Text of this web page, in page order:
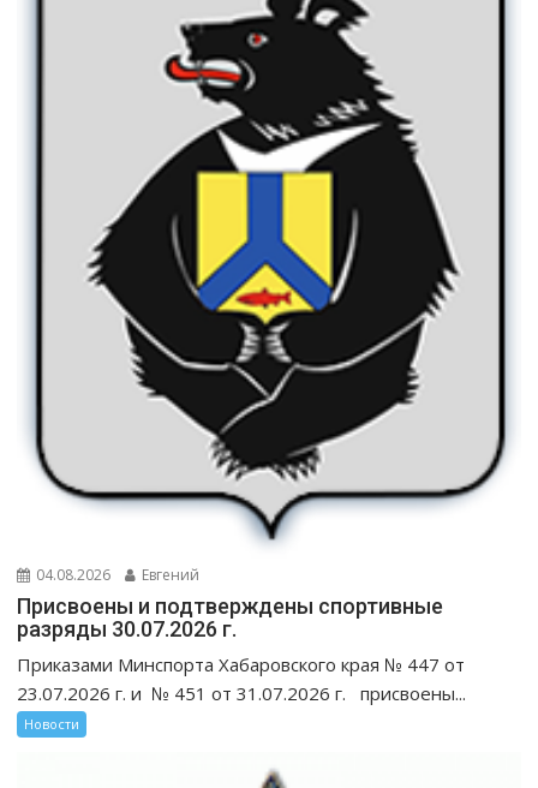
04.08.2026 Евгений
Присвоены и подтверждены спортивные
разряды 30.07.2026 г.
Приказами Минспорта Хабаровского края № 447 от
23.07.2026 г. и № 451 от 31.07.2026 г. присвоены...
Новости